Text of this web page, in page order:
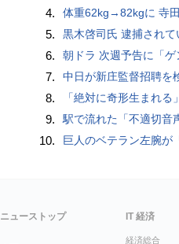
4. 体重62kg→82kgに 寺
5. 黒木啓司氏 逮捕されて
6. 朝ドラ 次週予告に「ゲ
7. 中日が新庄監督招聘を
8. 「絶対に奇形生まれる
9. 駅で流れた「不適切音
10. 巨人のベテラン左腕が
ニューストップ IT 経済
経済総合